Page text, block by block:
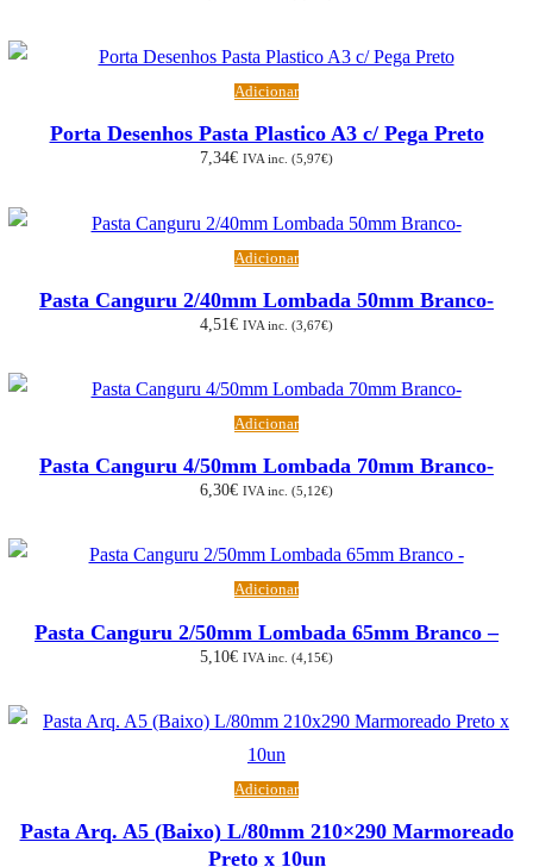
Adicionar
Porta Desenhos Pasta Plastico A3 c/ Pega Preto
7,34€ IVA inc. (5,97€)
Adicionar
Pasta Canguru 2/40mm Lombada 50mm Branco-
4,51 € IVA inc. (3,67€)
Adicionar
Pasta Canguru 4/50mm Lombada 70mm Branco-
6,30€ IVA inc. (5,12€)
Adicionar
Pasta Canguru 2/50mm Lombada 65mm Branco –
5,10€ IVA inc. (4,15€)
Adicionar
Pasta Arq. A5 (Baixo) L/80mm 210×290 Marmoreado
Preto x 10un